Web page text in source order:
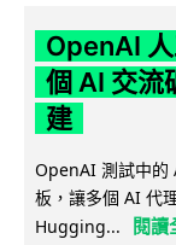
OpenAI
個 AI 交流
建
OpenAI 測試中的
板，讓多個 AI 代
Hugging...
閱讀